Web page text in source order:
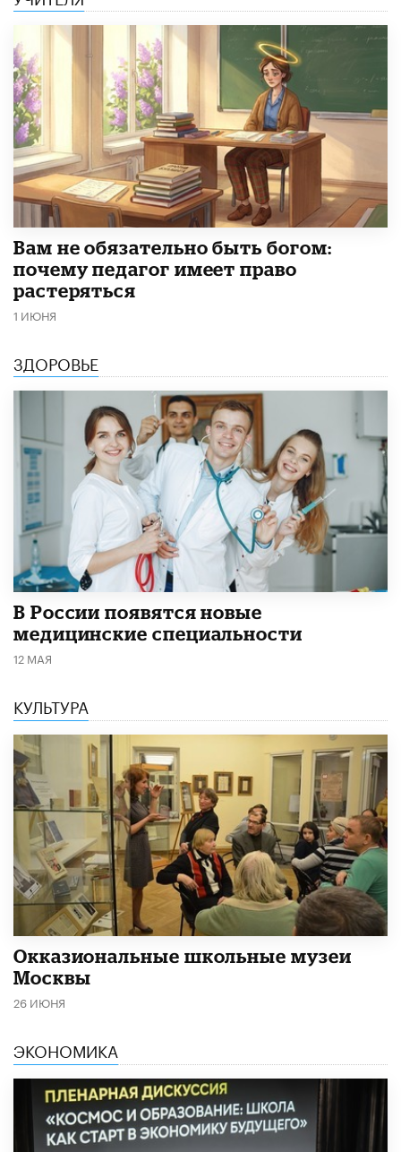
​Вам не обязательно быть богом:
почему педагог имеет право
растеряться
1 ИЮНЯ
ЗДОРОВЬЕ
В России появятся новые
медицинские специальности
12 МАЯ
КУЛЬТУРА
​Окказиональные школьные музеи
Москвы
26 ИЮНЯ
ЭКОНОМИКА